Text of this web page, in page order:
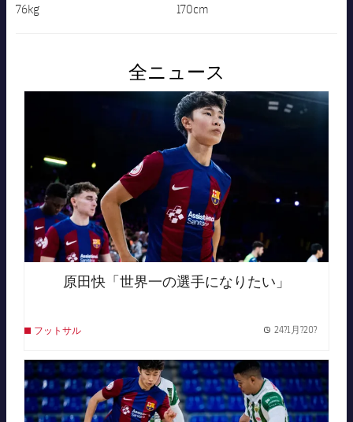
76kg 170cm
全ニュース
FC Barcelona club badge
原田快「世界一の選手になりたい」
フットサル 24?1月?20?
FC Barcelona club badge